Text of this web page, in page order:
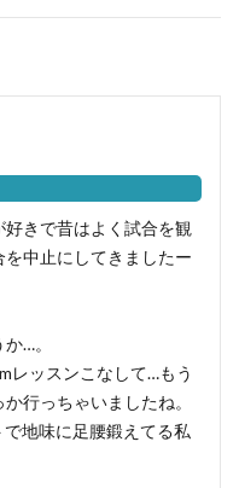
きで昔はよく試合を観
中止にしてきましたー
…。
レッスンこなして…もう
行っちゃいましたね。
地味に足腰鍛えてる私